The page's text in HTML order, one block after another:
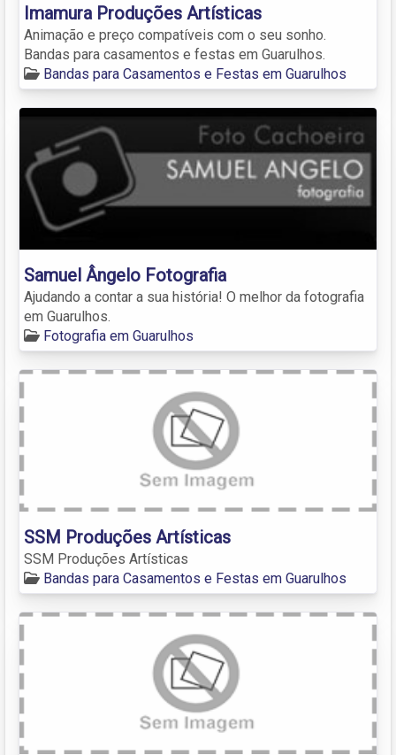
Imamura Produções Artísticas
Animação e preço compatíveis com o seu sonho.
Bandas para casamentos e festas em Guarulhos.
Bandas para Casamentos e Festas em Guarulhos
Samuel Ângelo Fotografia
Ajudando a contar a sua história! O melhor da fotografia
em Guarulhos.
Fotografia em Guarulhos
SSM Produções Artísticas
SSM Produções Artísticas
Bandas para Casamentos e Festas em Guarulhos